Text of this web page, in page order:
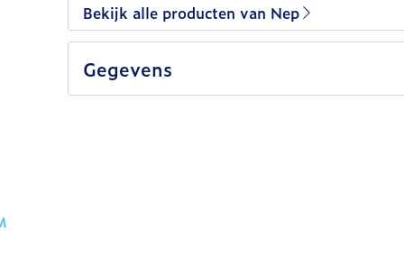
Bekijk alle producten van Nep
Gegevens